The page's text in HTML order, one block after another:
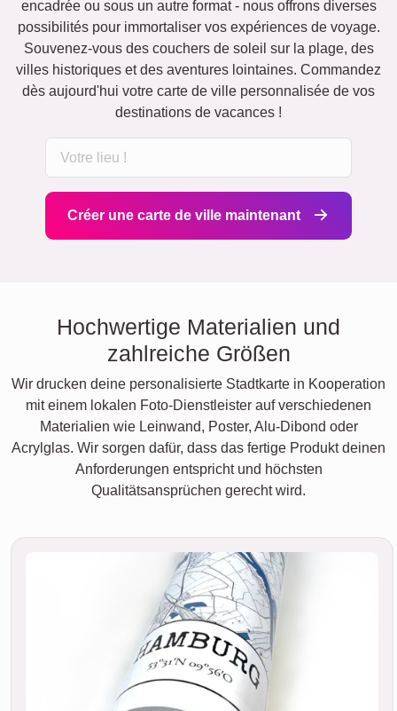
encadrée ou sous un autre format - nous offrons diverses
possibilités pour immortaliser vos expériences de voyage.
Souvenez-vous des couchers de soleil sur la plage, des
villes historiques et des aventures lointaines. Commandez
dès aujourd'hui votre carte de ville personnalisée de vos
destinations de vacances !
Créer une carte de ville maintenant
Hochwertige Materialien und
zahlreiche Größen
Wir drucken deine personalisierte Stadtkarte in Kooperation
mit einem lokalen Foto-Dienstleister auf verschiedenen
Materialien wie Leinwand, Poster, Alu-Dibond oder
Acrylglas. Wir sorgen dafür, dass das fertige Produkt deinen
Anforderungen entspricht und höchsten
Qualitätsansprüchen gerecht wird.